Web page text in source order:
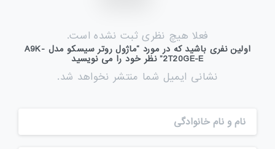
فعلا هیچ نظری ثبت نشده است.
اولین نفری باشید که در مورد “ماژول روتر سیسکو مدل A9K-
2T20GE-E” نظر خود را می نویسید
نشانی ایمیل شما منتشر نخواهد شد.